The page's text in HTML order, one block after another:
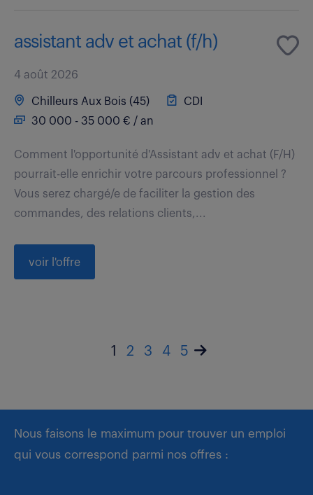
assistant adv et achat (f/h)
4 août 2026
Chilleurs Aux Bois (45)
CDI
30 000 - 35 000 € / an
Comment l'opportunité d'Assistant adv et achat (F/H)
pourrait-elle enrichir votre parcours professionnel ?
Vous serez chargé/e de faciliter la gestion des
commandes, des relations clients,...
voir l'offre
1 2 3 4 5
Nous faisons le maximum pour trouver un emploi
qui vous correspond parmi nos offres :